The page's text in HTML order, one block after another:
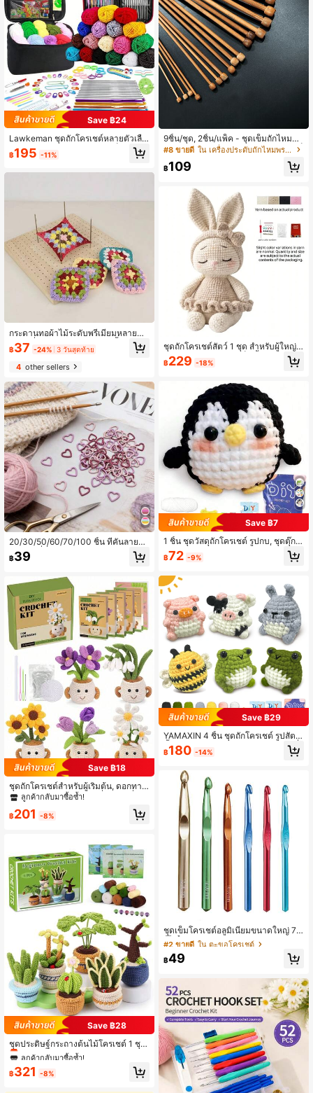
Save ฿24
Lawkeman ชุดถักโครเชต์หลายตัวเลือ
ก เหมาะสำหรับทุกวัย รวมถึงเข็มถักโคร
เชต์ ชุดไหมพรม กระเป๋าเก็บ อุปกรณ์แล
฿195 -11%
กระดานทอผ้าไม้ระดับพรีเมียมหลายขน
าด, เครื่องมือทำด้วยมือ DIY, ชั้นวางจัด
เก็บโต๊ะทำงานที่ทันสมัย, จับกระชับ, ดีไ
ซน์ลายไม้ธรรมชาติ, ทนทานและทำคว
ามสะอาดง่าย, เหมาะสำหรับถัก, โครเช
ต์, ทอผ้า, ทำให้มั่นคงและคัดแยกเส้นด้
าย
฿37 -24% 3 วันสุดท้าย
4other sellers
20/30/50/60/70/100 ชิ้น ที่คั่นลายรูป
หัวใจ - ที่คั่นลายโลหะหลากสีรูปหัวใจ,
ที่คั่นลายถักรูปหัวใจ เหมาะสำหรับผ้าเย็
โปรเจกต์ DIY, อุปกรณ์เย็บผ้า, อุปกรณ์ถั
ก, ของขวัญในอุดมคติสำหรับผู้เริ่มต้นแ
ละผู้สูงอายุ
฿39
Save ฿18
ชุดถักโครเชต์สำหรับผู้เริ่มต้น, ดอกทาน
ตะวัน, ดอกทิวลิป, ดอกเดซี่, หญ้าฝรั่น,
ดอกสโนว์ดรอป ชุดถักโครเชต์กระถางต้
นไม้, ชุดเริ่มต้นถักโครเชต์ที่สมบูรณ์พร้
ลูกค้ากลับมาซื้อซ้ำ!
฿201 -8%
Save ฿28
ชุดประดิษฐ์กระถางต้นไม้โครเชต์ 1 ชุด
ตุ๊กตาอามิกุรุมิโครเชต์จากเส้นด้าย DIY
ของตกแต่งบ้าน พร้อมอุปกรณ์พื้นฐานแ
ละคำแนะนำ เหมาะสำหรับผู้เริ่มต้น
ลูกค้ากลับมาซื้อซ้ำ!
เหลือแค่8ชิ้น
ลูกค้ากลับมาซื้อซ้ำ!
เหลือแค่8ชิ้น
ลูกค้ากลับมาซื้อซ้ำ!
เหลือแค่8ชิ้น
ลูกค้ากลับมาซื้อซ้ำ!
฿321 -8%
9ชิ้น/ชุด, 2ชิ้น/แพ็ค - ชุดเข็มถักไหมพร
มไผ่ เหมาะสำหรับมือใหม่และผู้ใหญ่, เข็
บตรง 2-10มม., ชุดเข็มไม้, เหมาะสำหรั
#8 ขายดี ใน เครื่องประดับถักไหมพรมขายดี อุปกรณ์ถักและโครเชต
฿109
ชุดถักโครเชต์สัตว์ 1 ชุด สำหรับผู้ใหญ่เริ่
มต้น พร้อมคำแนะนำเป็นขั้นตอนแบบเ
ขียน ชุดถักโครเชต์ DIY กระต่ายฝันดีน่
ในฤดูใบไม้ผลิ/ฤดูร้อน ของขวัญวันเกิด
วันวาเลนไทน์ และวันอีสเตอร์
฿229 -18%
Save ฿7
1 ชิ้น ชุดวัสดุถักโครเชต์ รูปกบ, ชุดตุ๊กต
าสัตว์ถักโครเชต์น่ารัก, ของขวัญวันเกิด,
ชุดถักโครเชต์สำหรับมือใหม่เป็นของขวั
มคลิปวิดีโอแนะนำ, เส้นด้าย, ตัวทำเครื่
องหมาย และคำแนะนำ (อุปกรณ์เสริมสี
แบบสุ่ม)
฿72 -9%
Save ฿29
YAMAXIN 4 ชิ้น ชุดถักโครเชต์ รูปสัตว์,
ผึ้ง, วัว, กระต่าย, หมู, เหมาะสำหรับผู้เริ่
มต้น, มีวิดีโอสอนทีละขั้นตอน (อุปกรณ์เ
฿180 -14%
ชุดเข็มโครเชต์อลูมิเนียมขนาดใหญ่ 7
มม., 8 มม., 9 มม., 10 มม., 12 มม., 15
มม. ขนาดมาตรฐานใหญ่พิเศษสำหรับเ
ส้นด้ายหนา
ลูกค้ากลับมาซื้อซ้ำ!
#2 ขายดี ใน ตะขอโครเชต์
ลูกค้ากลับมาซื้อซ้ำ!
#2 ขายดี ใน ตะขอโครเชต์
ลูกค้ากลับมาซื้อซ้ำ!
#2 ขายดี
฿49